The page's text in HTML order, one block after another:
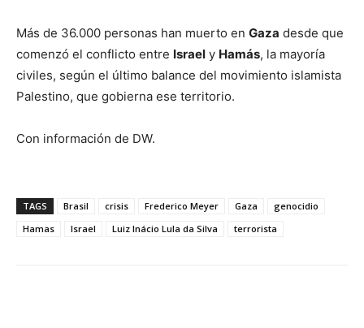
Más de 36.000 personas han muerto en Gaza desde que
comenzó el conflicto entre Israel y Hamás, la mayoría
civiles, según el último balance del movimiento islamista
Palestino, que gobierna ese territorio.
Con información de DW.
TAGS Brasil crisis Frederico Meyer Gaza
genocidio
Hamas
Israel Luiz Inácio Lula da Silva terrorista